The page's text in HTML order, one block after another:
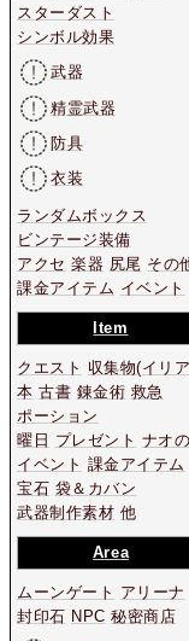
スターダスト
シンボル効果
武器
精霊武器
防具
衣装
ランダムボックス
ビンテージ装備
アクセ 楽器 尻尾 その
課金アイテム イベント
Item
クエスト 収集物(イリ
本 古書 錬金術 救急
ポーション
曜日 プレゼント ナオ
イベント 課金アイテム
宝石 袋＆カバン
武器制作素材 他
Area
ムーンゲート アリーナ
封印石 NPC 秘密商店